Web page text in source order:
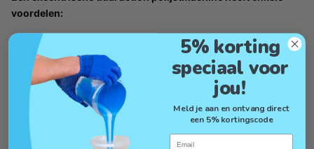
voordelen:
Door de dual action roteert de machine en maakt deze
tegelijkertijd een uitslag naar buiten. Hierdoor ontstaat er
minder warmte tijdens het polijsten, waardoor het
oppervlakte minder snel kan verbranden.
Excentrische polijstmachines zijn makkelijker onder
controle te houden.
Er onstaan minder snel swirls (kringen) tijdens het
5% korting
speciaal voor
jou!
Meld je aan en ontvang direct
een 5% kortingscode
Email